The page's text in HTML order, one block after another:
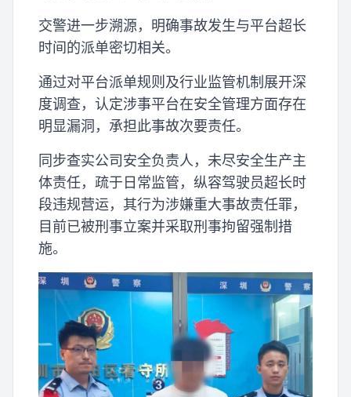
交警进一步溯源，明确事故发生与平台超长
时间的派单密切相关。
通过对平台派单规则及行业监管机制展开深
度调查，认定涉事平台在安全管理方面存在
明显漏洞，承担此事故次要责任。
同步查实公司安全负责人，未尽安全生产主
体责任，疏于日常监管，纵容驾驶员超长时
段违规营运，其行为涉嫌重大事故责任罪，
目前已被刑事立案并采取刑事拘留强制措
施。